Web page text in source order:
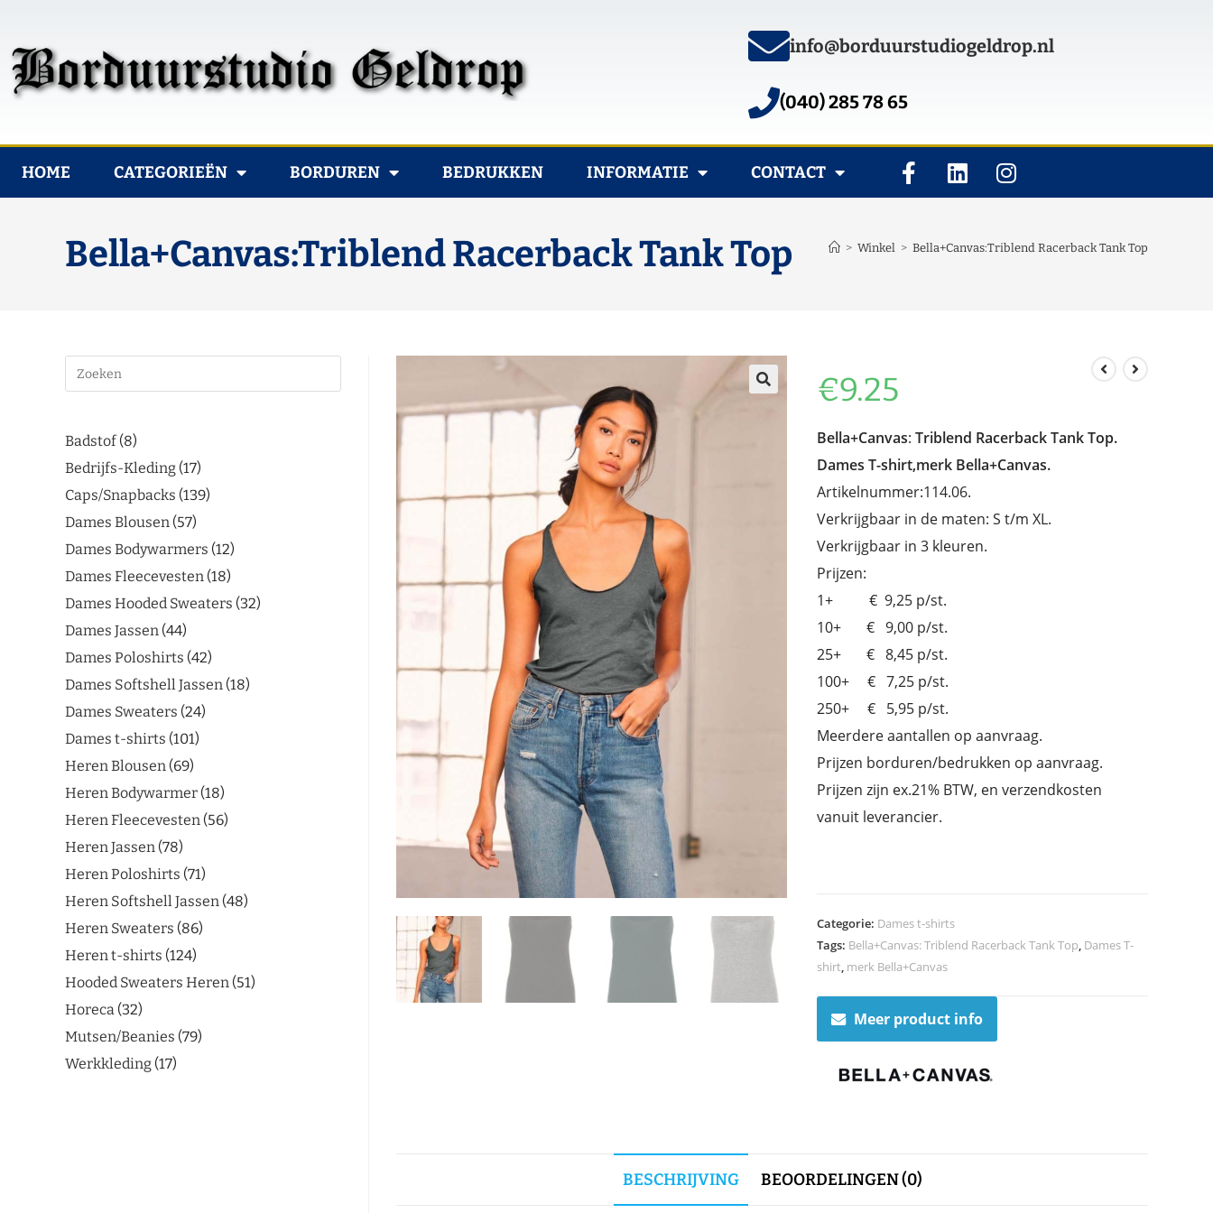
info@borduurstudiogeldrop.nl
(040) 285 78 65
HOME CATEGORIEËN BORDUREN BEDRUKKEN INFORMATIE CONTACT
Bella+Canvas:Triblend Racerback Tank Top > Winkel > Bella+Canvas:Triblend Racerback Tank Top
€9.25
Bella+Canvas:Triblend Racerback Tank Top.
Dames T-shirt,merk Bella+Canvas.
Artikelnummer:114.06.
Verkrijgbaar in de maten: S t/m XL.
Verkrijgbaar in 3 kleuren.
Prijzen:
1+ € 9,25 p/st.
10+ € 9,00 p/st.
25+ € 8,45 p/st.
100+ € 7,25 p/st.
250+ € 5,95 p/st.
Meerdere aantallen op aanvraag.
Prijzen borduren/bedrukken op aanvraag.
Prijzen zijn ex.21% BTW, en verzendkosten
vanuit leverancier.
Categorie: Dames t-shirts
Tags: Bella+Canvas: Triblend Racerback Tank Top, Dames T-
shirt, merk Bella+Canvas
Meer product info
BESCHRIJVING BEOORDELINGEN (0)
Badstof 8
Bedrijfs-Kleding 17
Caps/Snapbacks 139
Dames Blousen 57
Dames Bodywarmers 12
Dames Fleecevesten 18
Dames Hooded Sweaters 32
Dames Jassen 44
Dames Poloshirts 42
Dames Softshell Jassen 18
Dames Sweaters 24
Dames t-shirts 101
Heren Blousen 69
Heren Bodywarmer 18
Heren Fleecevesten 56
Heren Jassen 78
Heren Poloshirts 71
Heren Softshell Jassen 48
Heren Sweaters 86
Heren t-shirts 124
Hooded Sweaters Heren 51
Horeca 32
Mutsen/Beanies 79
Werkkleding 17